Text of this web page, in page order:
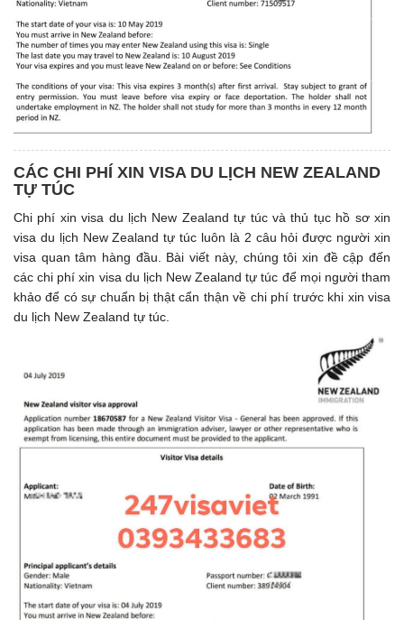
CÁC CHI PHÍ XIN VISA DU LỊCH NEW ZEALAND
TỰ TÚC
Chi phí xin visa du lịch New Zealand tự túc và thủ tục hồ sơ xin
visa du lịch New Zealand tự túc luôn là 2 câu hỏi được người xin
visa quan tâm hàng đầu. Bài viết này, chúng tôi xin đề cập đến
các chi phí xin visa du lịch New Zealand tự túc để mọi người tham
khảo để có sự chuẩn bị thật cẩn thận về chi phí trước khi xin visa
du lịch New Zealand tự túc.